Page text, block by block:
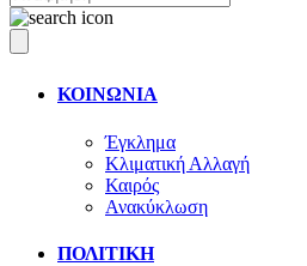
ΚΟΙΝΩΝΙΑ
Έγκλημα
Κλιματική Αλλαγή
Καιρός
Ανακύκλωση
ΠΟΛΙΤΙΚΗ